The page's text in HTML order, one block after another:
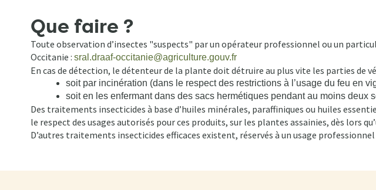
Que faire ?
Toute observation d’insectes "suspects" par un opérateur professionnel ou un
Occitanie : sral.draaf-occitanie@agriculture.gouv.fr
En cas de détection, le détenteur de la plante doit détruire au plus vite les parties de
soit par incinération (dans le respect des restrictions à l’usage du feu en
soit en les enfermant dans des sacs hermétiques pendant au moins deux
Des traitements insecticides à base d’huiles minérales, paraffiniques ou huiles
le respect des usages autorisés pour ces produits, sur les plantes assainies, dès lors
D’autres traitements insecticides efficaces existent, réservés à un usage